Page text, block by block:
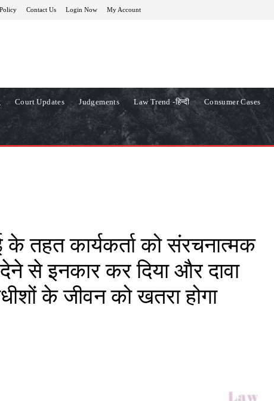
Contact Us Login Now My Account
Court Updates Judgements Law Trend -हिन्दी Consumer Cases
तहत कार्यकर्ता को संरचनात्मक
से इनकार कर दिया और दावा
के जीवन को खतरा होगा